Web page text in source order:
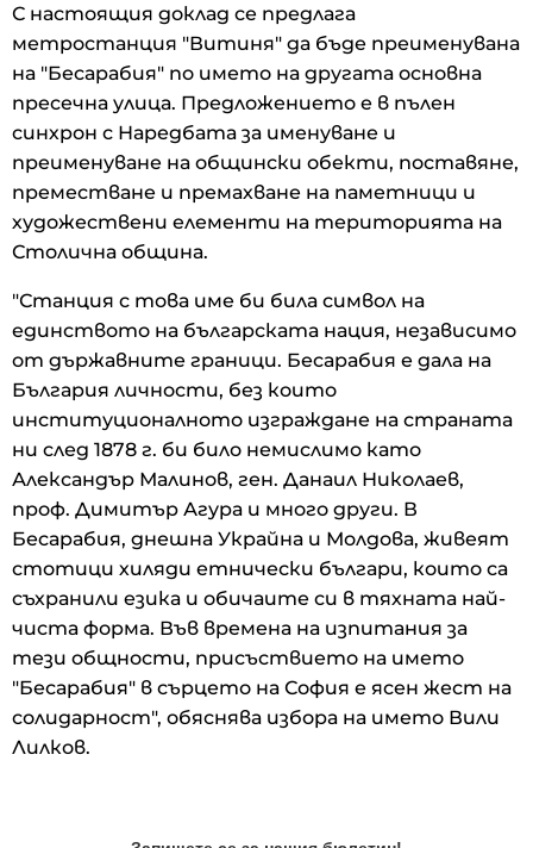
С настоящия доклад се предлага
метростанция "Витиня" да бъде преименувана
на "Бесарабия" по името на другата основна
пресечна улица. Предложението е в пълен
синхрон с Наредбата за именуване и
преименуване на общински обекти, поставяне,
преместване и премахване на паметници и
художествени елементи на територията на
Столична община.
"Станция с това име би била символ на
единството на българската нация, независимо
от държавните граници. Бесарабия е дала на
България личности, без които
институционалното изграждане на страната
ни след 1878 г. би било немислимо като
Александър Малинов, ген. Данаил Николаев,
проф. Димитър Агура и много други. В
Бесарабия, днешна Украйна и Молдова, живеят
стотици хиляди етнически българи, които са
съхранили езика и обичаите си в тяхната най-
чиста форма. Във времена на изпитания за
тези общности, присъствието на името
"Бесарабия" в сърцето на София е ясен жест на
солидарност", обяснява избора на името Вили
Лилков.